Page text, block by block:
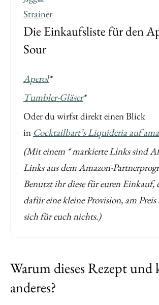
Strainer
Die Einkaufsliste für den
Sour
Aperol*
Tumbler-Gläser*
Oder du wirfst direkt einen Blick
in Cocktailbart’s Liquideria auf
(Mit einem * markierte Links sind
Links aus dem Amazon-
Benutzt ihr diese für euren Einkauf,
dafür eine kleine Provision, am Preis
sich für euch nichts.)
Warum dieses Rezept und
anderes?